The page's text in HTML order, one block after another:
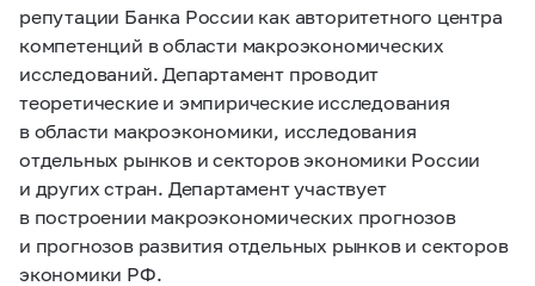
репутации Банка России как авторитетного центра
компетенций в области макроэкономических
исследований. Департамент проводит
теоретические и эмпирические исследования
в области макроэкономики, исследования
отдельных рынков и секторов экономики России
и других стран. Департамент участвует
в построении макроэкономических прогнозов
и прогнозов развития отдельных рынков и секторов
экономики РФ.